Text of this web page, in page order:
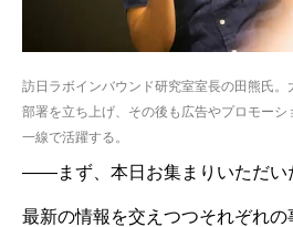
訪日ラボインバウンド研究室室長の田熊氏
部署を立ち上げ、その後も広告やプロモー
一線で活躍する。
——まず、本日お集まりいただい
最新の情報を交えつつそれぞれ